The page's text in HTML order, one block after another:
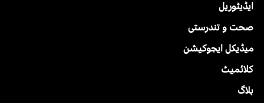
ایڈیٹوریل
صحت و تندرستی
میڈیکل ایجوکیشن
کلائمیٹ
بلاگ